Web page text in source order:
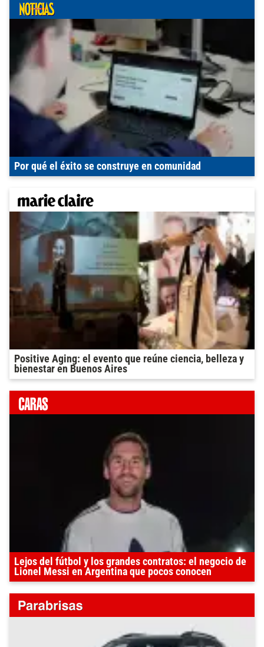
Por qué el éxito se construye en comunidad
Positive Aging: el evento que reúne ciencia, belleza y
bienestar en Buenos Aires
Lejos del fútbol y los grandes contratos: el negocio de
Lionel Messi en Argentina que pocos conocen